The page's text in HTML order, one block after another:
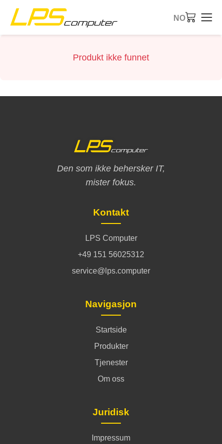
NO
Produkt ikke funnet
Den som ikke behersker IT,
mister fokus.
Kontakt
LPS Computer
+49 151 56025312
service@lps.computer
Navigasjon
Startside
Produkter
Tjenester
Om oss
Juridisk
Impressum